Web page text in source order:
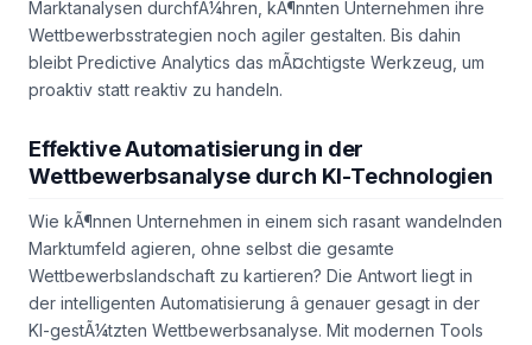
Marktanalysen durchfÃ¼hren, kÃ¶nnten Unternehmen ihre
Wettbewerbsstrategien noch agiler gestalten. Bis dahin
bleibt Predictive Analytics das mÃ¤chtigste Werkzeug, um
proaktiv statt reaktiv zu handeln.
Effektive Automatisierung in der
Wettbewerbsanalyse durch KI-Technologien
Wie kÃ¶nnen Unternehmen in einem sich rasant wandelnden
Marktumfeld agieren, ohne selbst die gesamte
Wettbewerbslandschaft zu kartieren? Die Antwort liegt in
der intelligenten Automatisierung â genauer gesagt in der
KI-gestÃ¼tzten Wettbewerbsanalyse. Mit modernen Tools